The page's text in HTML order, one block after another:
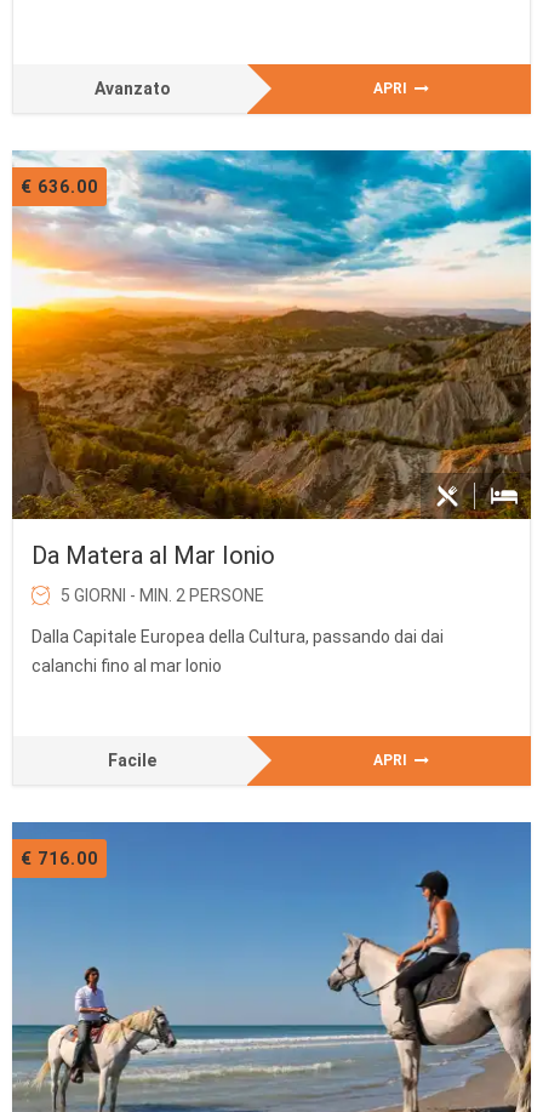
Avanzato APRI
€ 636.00
Da Matera al Mar Ionio
5 GIORNI - MIN. 2 PERSONE
Dalla Capitale Europea della Cultura, passando dai dai
calanchi fino al mar Ionio
Facile APRI
€ 716.00